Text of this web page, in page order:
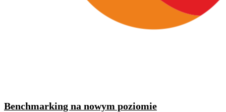
Benchmarking na nowym poziomie